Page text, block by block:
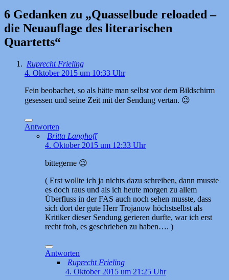
6 Gedanken zu „Quasselbude reloaded –
die Neuauflage des literarischen
Quartetts“
Ruprecht Frieling
4. Oktober 2015 um 10:33 Uhr
Fein beobachet, so als hätte man selbst vor dem Bildschirm
gesessen und seine Zeit mit der Sendung vertan. 😉
Antworten
Britta Langhoff
4. Oktober 2015 um 12:33 Uhr
bittegerne 😉
( Erst wollte ich ja nichts dazu schreiben, dann musste
es doch raus und als ich heute morgen zu allem
Überfluss in der FAS auch noch sehen musste, dass
sich dort der gute Herr Trojanow höchstselbst als
Kritiker dieser Sendung gerieren durfte, war ich erst
recht froh, es geschrieben zu haben…. )
Antworten
Ruprecht Frieling
4. Oktober 2015 um 21:25 Uhr